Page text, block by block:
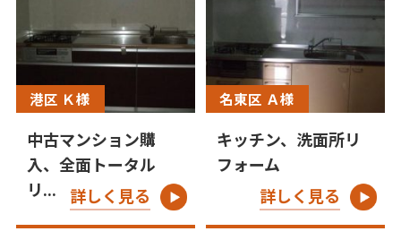
港区 Ｋ様
中古マンション購
入、全面トータル
リ...
詳しく見る
名東区 Ａ様
キッチン、洗面所リ
フォーム
詳しく見る